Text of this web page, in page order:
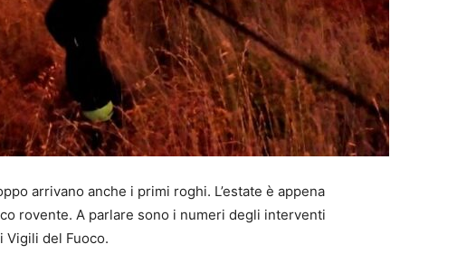
arrivano anche i primi roghi. L’estate è appena
rovente. A parlare sono i numeri degli interventi
del Fuoco.